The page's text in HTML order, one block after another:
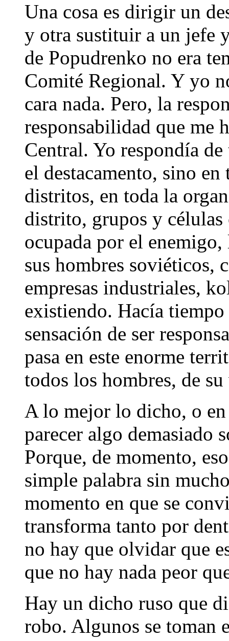
Una cosa es dirigir un
y otra sustituir a un jefe
de Popudrenko no era
Comité Regional. Y yo
cara nada. Pero, la
responsabilidad que me
Central. Yo respondía
el destacamento, sino
distritos, en toda la
distrito, grupos y células
ocupada por el
sus hombres soviéticos,
empresas industriales,
existiendo. Hacía tiempo
sensación de ser
pasa en este enorme
todos los hombres, de
A lo mejor lo dicho, o en
parecer algo demasiado
Porque, de momento,
simple palabra sin
momento en que se
transforma tanto por
no hay que olvidar que
que no hay nada peor
Hay un dicho ruso que
robo. Algunos se toman